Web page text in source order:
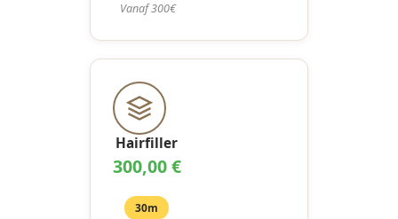
Vanaf 300€
Hairfiller
300,00 €
30m